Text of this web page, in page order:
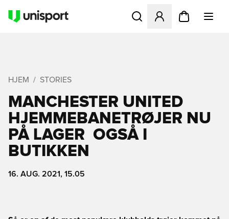
Åbner en Modal til at
HJEM STORIES
MANCHESTER UNITED
HJEMMEBANETRØJER NU
PÅ LAGER  OGSÅ I
BUTIKKEN
16. AUG. 2021, 15.05